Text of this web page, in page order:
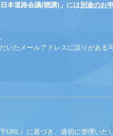
本道路会議(聴講)」には別途のお
たメールアドレスに誤りがある
）に基づき、適切に管理いたし